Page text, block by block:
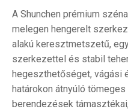
A Shunchen prémium
melegen hengerelt
alakú keresztmetszetű,
szerkezettel és stabil
hegeszthetőséget, vágási
határokon átnyúló
berendezések